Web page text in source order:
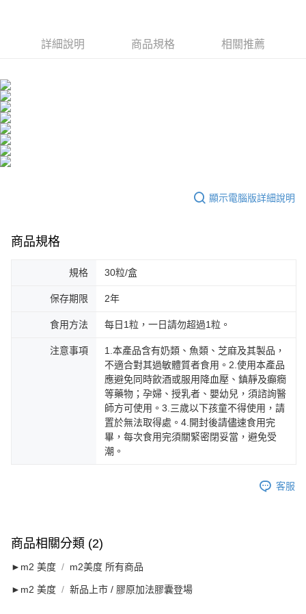
詳細說明 商品規格 相關推薦
顯示電腦版詳細說明
商品規格
規格 30粒/盒
保存期限 2年
食用方法 每日1粒，一日請勿超過1粒。
注意事項
1.本產品含有奶類、魚類、芝麻及其製品，
不適合對其過敏體質者食用。2.使用本產品
應避免同時飲酒或服用降血壓、鎮靜及癲癇
等藥物；孕婦、授乳者、嬰幼兒，須諮詢醫
師方可使用。3.三歲以下孩童不得使用，請
置於無法取得處。4.開封後請儘速食用完
畢，每次食用完須關緊密閉妥當，避免受
潮。
客服
商品相關分類 (2)
►m2 美度 m2美度 所有商品
►m2 美度 新品上市 / 膠原加法膠囊登場